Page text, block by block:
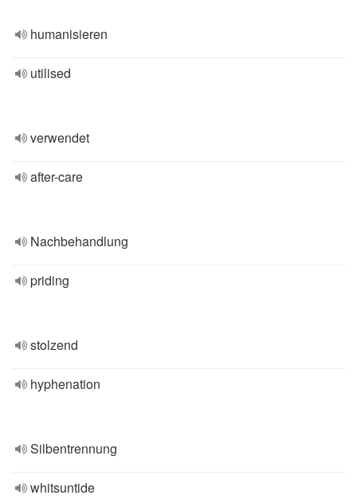
humanisieren
utilised
verwendet
after-care
Nachbehandlung
priding
stolzend
hyphenation
Silbentrennung
whitsuntide